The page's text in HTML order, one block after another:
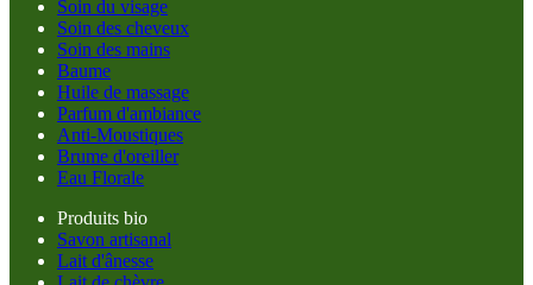
Soin du visage
Soin des cheveux
Soin des mains
Baume
Huile de massage
Parfum d'ambiance
Anti-Moustiques
Brume d'oreiller
Eau Florale
Produits bio
Savon artisanal
Lait d'ânesse